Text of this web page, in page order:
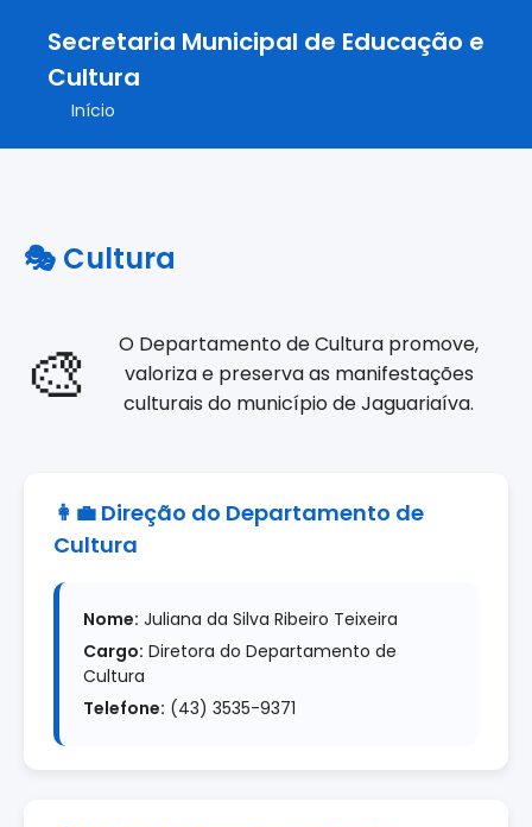
Secretaria Municipal de Educação e
Cultura
Início
🎭 Cultura
🎨
O Departamento de Cultura promove,
valoriza e preserva as manifestações
culturais do município de Jaguariaíva.
👩‍💼 Direção do Departamento de
Cultura
Nome: Juliana da Silva Ribeiro Teixeira
Cargo: Diretora do Departamento de
Cultura
Telefone: (43) 3535-9371